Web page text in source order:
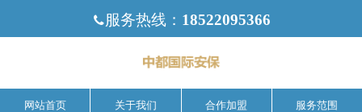
服务热线： 18522095366
网站首页 关于我们 合作加盟 服务范围